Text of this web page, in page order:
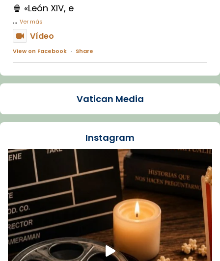
🍿 «León XIV, e
... Ver más
Vídeo
View on Facebook · Share
Arquebisbat de Barcelona
La Carmina va patir depressió. Fa gairebé
dos mesos, a l'Estadi Lluís Companys, la
Recupera l'entrevista comp
Vatican
tican News 👇
www.vaticannews.va/es/iglesia/news/2026-
07/carmina-historia-depresion-papa-viaje-
espana-testimoni...
Foto
View on Facebook · Share
Vatican Media
Instagram